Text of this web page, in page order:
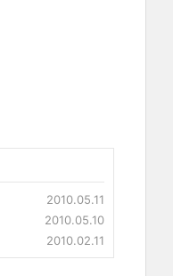
2010.05.11
2010.05.10
2010.02.11